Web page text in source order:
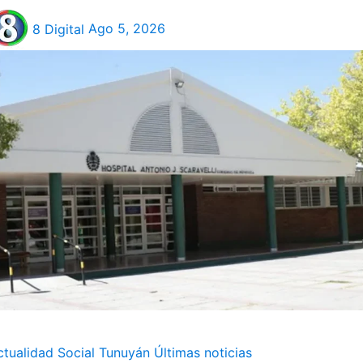
8 Digital Ago 5, 2026
Social Tunuyán Últimas noticias